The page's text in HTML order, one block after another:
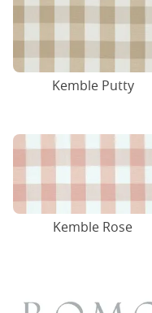
Kemble Putty
Kemble Rose